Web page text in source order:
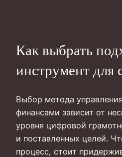
Как выбрать
инструмент для
Выбор метода
финансами зависит от
уровня цифровой
и поставленных целей.
процесс, стоит